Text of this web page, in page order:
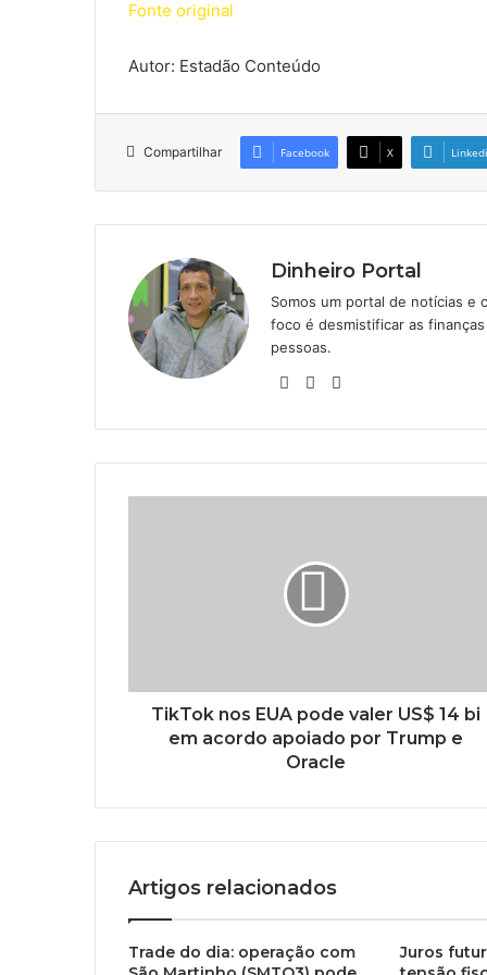
Fonte original
Autor: Estadão Conteúdo
Compartilhar Facebook X
Dinheiro Portal
Somos um portal de notícias e
foco é desmistificar as
pessoas.
WebsiteLinkedin
TikTok nos EUA pode valer US$ 14 bi
em acordo apoiado por Trump e
Oracle
Artigos relacionados
Trade do dia: operação com
Juros